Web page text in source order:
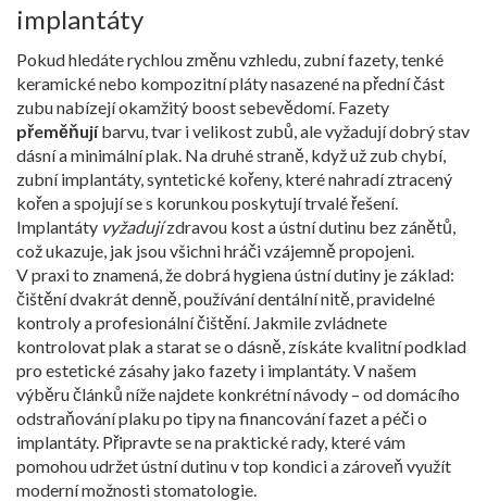
implantáty
Pokud hledáte rychlou změnu vzhledu, zubní fazety,tenké
keramické nebo kompozitní pláty nasazené na přední část
zubunabízejí okamžitý boost sebevědomí. Fazety
přeměňujíbarvu, tvar i velikost zubů, ale vyžadují dobrý stav
dásní a minimální plak. Na druhé straně, když už zub chybí,
zubní implantáty,syntetické kořeny, které nahradí ztracený
kořen a spojují se s korunkouposkytují trvalé řešení.
Implantáty vyžadujízdravou kost a ústní dutinu bez zánětů,
což ukazuje, jak jsou všichni hráči vzájemně propojeni.
V praxi to znamená, že dobrá hygiena ústní dutiny je základ:
čištění dvakrát denně, používání dentální nitě, pravidelné
kontroly a profesionální čištění. Jakmile zvládnete
kontrolovat plak a starat se o dásně, získáte kvalitní podklad
pro estetické zásahy jako fazety i implantáty. V našem
výběru článků níže najdete konkrétní návody – od domácího
odstraňování plaku po tipy na financování fazet a péči o
implantáty. Připravte se na praktické rady, které vám
pomohou udržet ústní dutinu v top kondici a zároveň využít
moderní možnosti stomatologie.